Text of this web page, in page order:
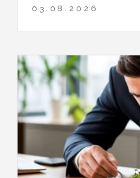
03.08.2026